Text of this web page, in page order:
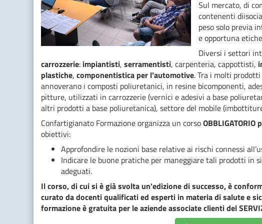
Sul mercato, di
contenenti
peso solo previa
e opportuna
Diversi i settori
carrozzerie: impiantisti,serramentisti, carpenteria, cappottisti,
plastiche,componentistica per l’automotive. Tra i molti
annoverano i composti poliuretanici, in resine bicomponenti,
pitture, utilizzati in carrozzerie (vernici e adesivi a base
altri prodotti a base poliuretanica), settore del mobile
Confartigianato Formazione organizza un corsoOBBLIGATORIO
obiettivi:
Approfondire le nozioni base relative ai rischi connessi
Indicare le buone pratiche per maneggiare tali prodotti in
adeguati.
Il corso, di cui si è già svolta un'edizione di successo, è
curato da docenti qualificati ed esperti in materia di salute e
formazione è gratuita per le aziende associate clienti del